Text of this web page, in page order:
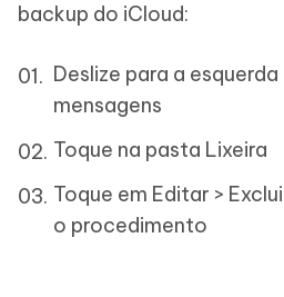
backup do iCloud:
Deslize para a
mensagens
Toque na pasta Lixeira
Toque em Editar >
o procedimento